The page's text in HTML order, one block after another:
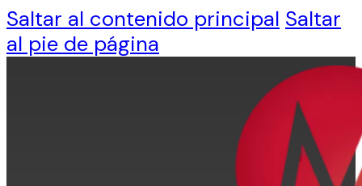
Saltar al contenido principal Saltar
al pie de página